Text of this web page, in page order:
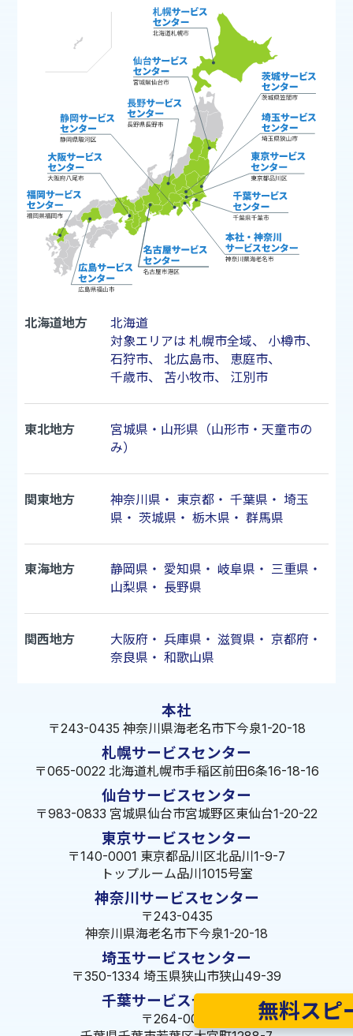
北海道地方
北海道
対象エリアは 札幌市全域、 小樽市、
石狩市、 北広島市、 恵庭市、
千歳市、 苫小牧市、 江別市
東北地方
宮城県・山形県（山形市・天童市の
み）
関東地方 神奈川県 ・ 東京都・ 千葉県 ・ 埼玉
県 ・ 茨城県 ・ 栃木県 ・ 群馬県
東海地方 静岡県 ・ 愛知県 ・ 岐阜県 ・ 三重県 ・
山梨県 ・ 長野県
関西地方 大阪府 ・ 兵庫県 ・ 滋賀県 ・ 京都府 ・
奈良県 ・ 和歌山県
本社
〒243-0435 神奈川県海老名市下今泉1-20-18
札幌サービスセンター
〒065-0022 北海道札幌市手稲区前田6条16-18-16
仙台サービスセンター
〒983-0833 宮城県仙台市宮城野区東仙台1-20-22
東京サービスセンター
〒140-0001 東京都品川区北品川1-9-7
トップルーム品川1015号室
神奈川サービスセンター
〒243-0435
神奈川県海老名市下今泉1-20-18
埼玉サービスセンター
〒350-1334 埼玉県狭山市狭山49-39
千葉サービスセンター
〒264-0016
無料スピ